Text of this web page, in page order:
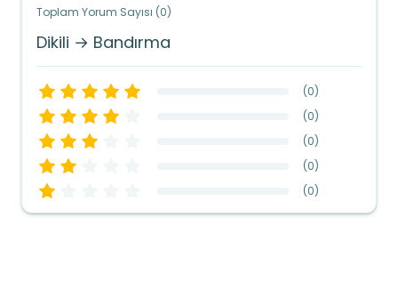
Toplam Yorum Sayısı (0)
Dikili → Bandırma
(0)
(0)
(0)
(0)
(0)